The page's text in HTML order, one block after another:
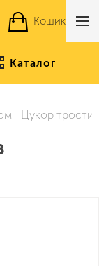
Каталог
Кошик
Цукор